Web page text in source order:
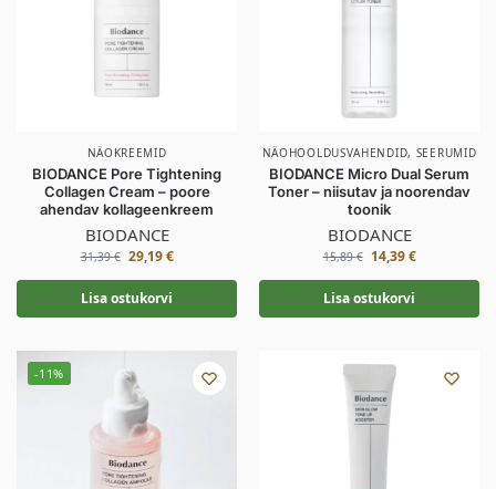
NÄOKREEMID
BIODANCE Pore Tightening
Collagen Cream – poore
ahendav kollageenkreem
BIODANCE
31,39€ 29,19€
Lisa ostukorvi
NÄOHOOLDUSVAHENDID, SEERUMID
BIODANCE Micro Dual Serum
Toner – niisutav ja noorendav
toonik
BIODANCE
15,89€ 14,39€
Lisa ostukorvi
-11%